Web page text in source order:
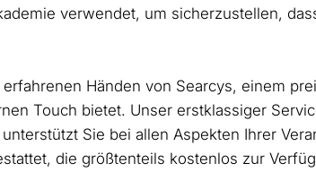
verwendet, um sicherzustellen,
Händen von Searcys, einem
Touch bietet. Unser erstklassiger
Sie bei allen Aspekten Ihrer
die größtenteils kostenlos zur